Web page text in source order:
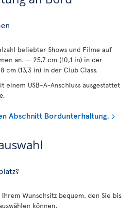
beliebter Shows und Filme auf
an. — 25,7 cm (10,1 in) in der
cm (13,3 in) in der Club Class.
einem USB-A-Anschluss ausgestattet
Abschnitt Bordunterhaltung.
Wunschsitz bequem, den Sie bis
können.